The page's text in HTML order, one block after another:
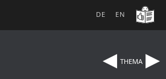
EN
DE
◂ THEMA ▸